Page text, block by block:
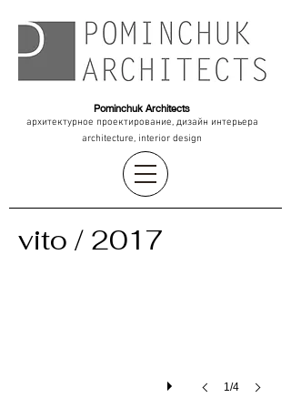
Pominchuk Architects
архитектурное проектирование, дизайн интерьера
architecture, interior design
vito / 2017
1/4